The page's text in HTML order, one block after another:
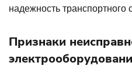
надежность транспортного
Признаки